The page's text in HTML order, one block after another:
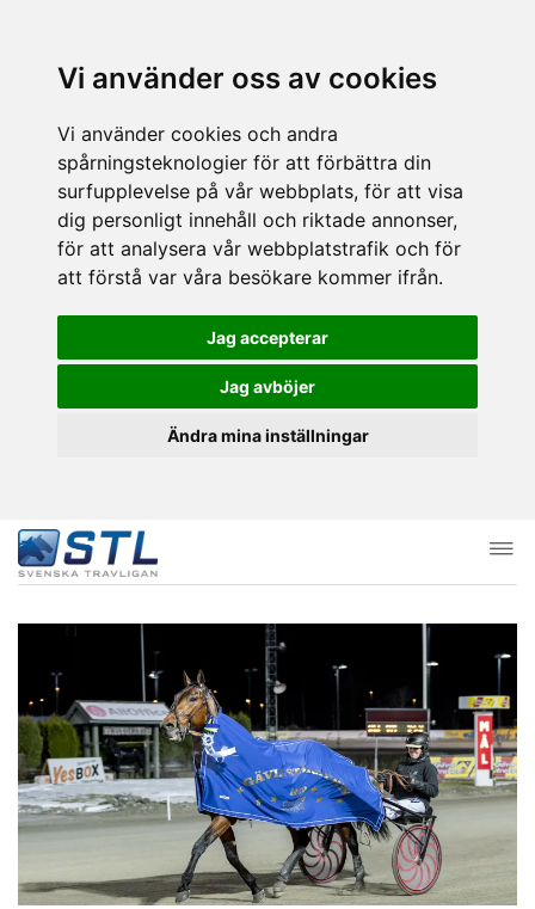
Vi använder oss av cookies
Vi använder cookies och andra
spårningsteknologier för att förbättra din
surfupplevelse på vår webbplats, för att visa
dig personligt innehåll och riktade annonser,
för att analysera vår webbplatstrafik och för
att förstå var våra besökare kommer ifrån.
Jag accepterar
Jag avböjer
Ändra mina inställningar